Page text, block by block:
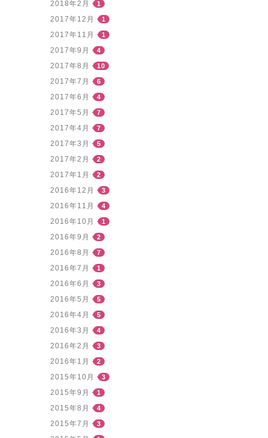
2018年2月 1
2017年12月 1
2017年11月 1
2017年9月 4
2017年8月 10
2017年7月 6
2017年6月 4
2017年5月 7
2017年4月 7
2017年3月 5
2017年2月 2
2017年1月 2
2016年12月 3
2016年11月 4
2016年10月 1
2016年9月 2
2016年8月 7
2016年7月 1
2016年6月 3
2016年5月 5
2016年4月 5
2016年3月 4
2016年2月 3
2016年1月 2
2015年10月 3
2015年9月 1
2015年8月 4
2015年7月 3